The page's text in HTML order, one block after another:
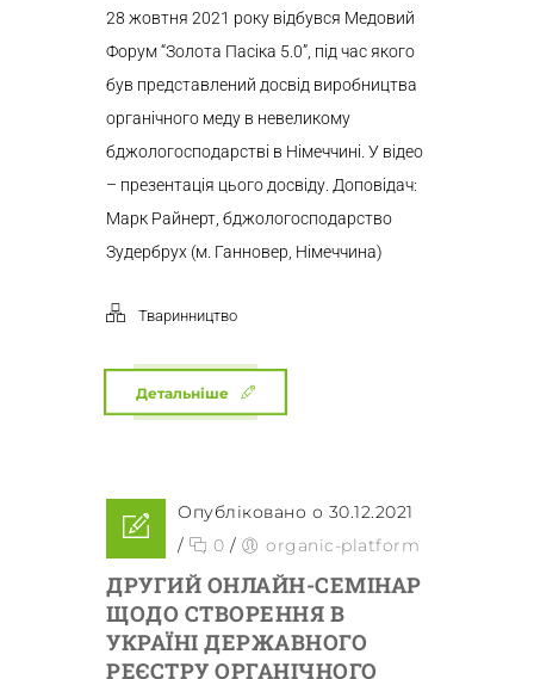
28 жовтня 2021 року відбувся Медовий
Форум “Золота Пасіка 5.0”, під час якого
був представлений досвід виробництва
органічного меду в невеликому
бджологосподарстві в Німеччині. У відео
– презентація цього досвіду. Доповідач:
Марк Райнерт, бджологосподарство
Зудербрух (м. Ганновер, Німеччина)
Тваринництво
Детальніше
Опубліковано о 30.12.2021
/
0 / organic-platform
ДРУГИЙ ОНЛАЙН-СЕМІНАР
ЩОДО СТВОРЕННЯ В
УКРАЇНІ ДЕРЖАВНОГО
РЕЄСТРУ ОРГАНІЧНОГО